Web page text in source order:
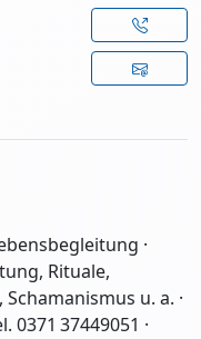
·
Rituale,
u. a. ·
0371 37449051 ·